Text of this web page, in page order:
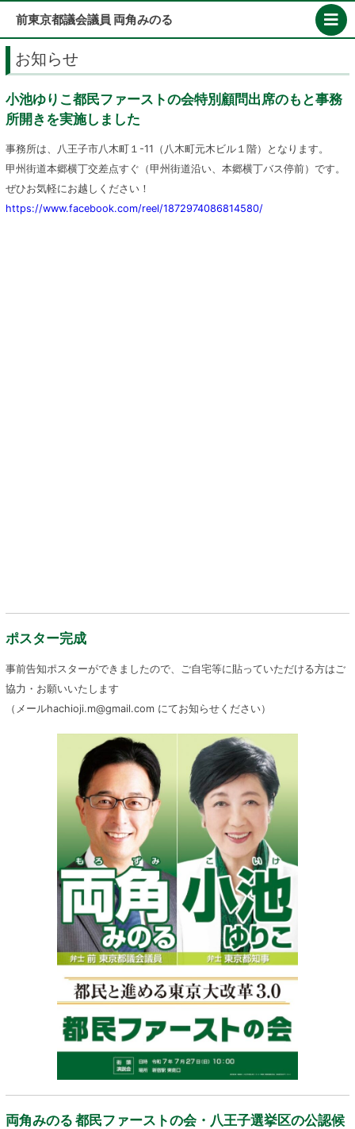
content
前東京都議会議員 両角みのる
お知らせ
小池ゆりこ都民ファーストの会特別顧問出席のもと事務
所開きを実施しました
事務所は、八王子市八木町１-11（八木町元木ビル１階）となります。
甲州街道本郷横丁交差点すぐ（甲州街道沿い、本郷横丁バス停前）です。
ぜひお気軽にお越しください！
https://www.facebook.com/reel/1872974086814580/
ポスター完成
事前告知ポスターができましたので、ご自宅等に貼っていただける方はご
協力・お願いいたします
（メールhachioji.m@gmail.com にてお知らせください）
両角みのる 都民ファーストの会・八王子選挙区の公認候